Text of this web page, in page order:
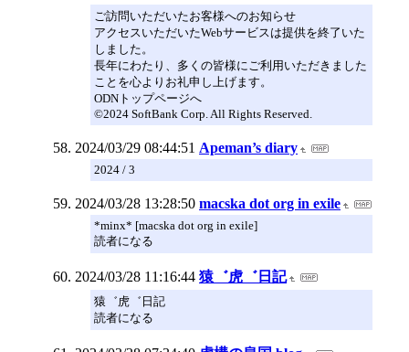
ご訪問いただいたお客様へのお知らせ
アクセスいただいたWebサービスは提供を終了いた
しました。
長年にわたり、多くの皆様にご利用いただきました
ことを心よりお礼申し上げます。
ODNトップページへ
©2024 SoftBank Corp. All Rights Reserved.
2024/03/29 08:44:51 Apeman’s diary
2024 / 3
2024/03/28 13:28:50 macska dot org in exile
*minx* [macska dot org in exile]
読者になる
2024/03/28 11:16:44 猿゛虎゛日記
猿゛虎゛日記
読者になる